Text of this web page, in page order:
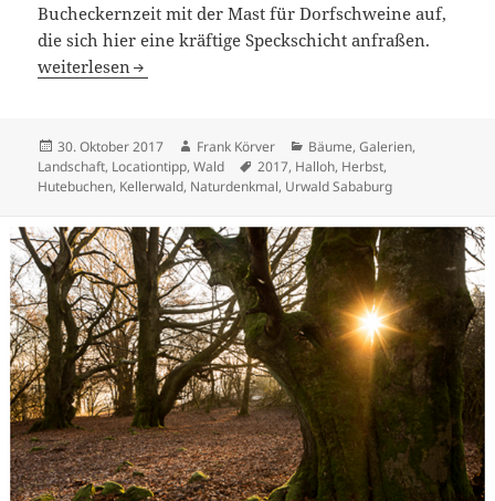
Bucheckernzeit mit der Mast für Dorfschweine auf,
die sich hier eine kräftige Speckschicht anfraßen.
Das Naturdenkmal „Halloh“ im Kellerwald
weiterlesen
Veröffentlicht
am
30. Oktober 2017 Autor
Frank Körver Kategorien
Bäume,Galerien,
Landschaft, Locationtipp,Wald Schlagwörter
2017, Halloh, Herbst,
Hutebuchen, Kellerwald, Naturdenkmal, Urwald Sababurg